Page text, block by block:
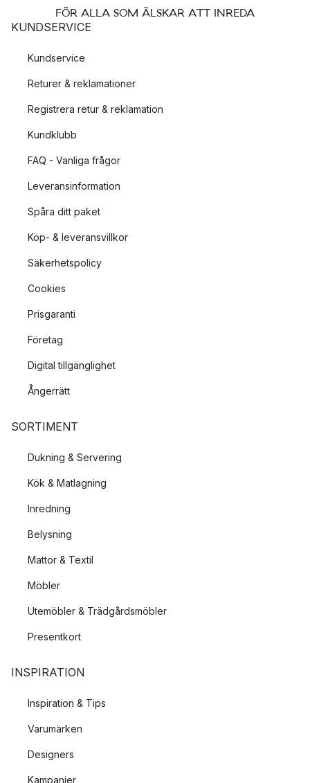
FÖR ALLA SOM ÄLSKAR ATT INREDA
KUNDSERVICE
Kundservice
Returer & reklamationer
Registrera retur & reklamation
Kundklubb
FAQ - Vanliga frågor
Leveransinformation
Spåra ditt paket
Köp- & leveransvillkor
Säkerhetspolicy
Cookies
Prisgaranti
Företag
Digital tillgänglighet
Ångerrätt
SORTIMENT
Dukning & Servering
Kök & Matlagning
Inredning
Belysning
Mattor & Textil
Möbler
Utemöbler & Trädgårdsmöbler
Presentkort
INSPIRATION
Inspiration & Tips
Varumärken
Designers
Kampanjer